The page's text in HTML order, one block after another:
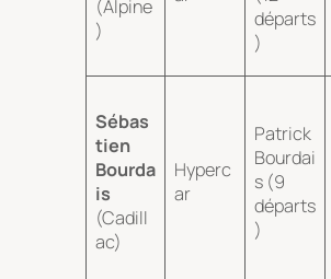
(Alpine
)
départs
)
Sébas
tien
Bourda
is
(Cadill
ac)
Hyperc
ar
Patrick
Bourdai
s (9
départs
)